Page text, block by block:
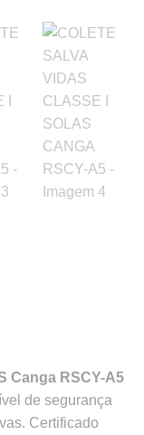
Canga RSCY-A5
de segurança
Certificado